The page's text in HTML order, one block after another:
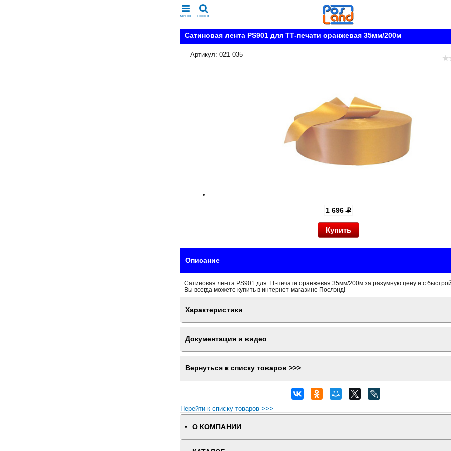
меню поиск
Сатиновая лента PS901 для ТТ-печати оранжевая 35мм/200м
Артикул: 021 035
1 696p
Описание
Сатиновая лента PS901 для ТТ-печати оранжевая 35мм/200м за разумную цену и с
Вы всегда можете купить в интернет-магазине Послэнд!
Характеристики
Документация и видео
Вернуться к списку товаров >>>
Перейти к списку товаров >>>
О КОМПАНИИ